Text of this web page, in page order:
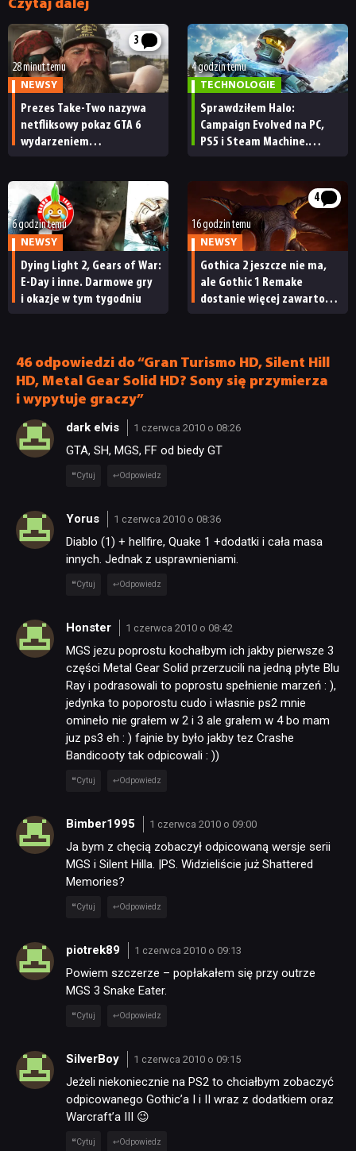
Czytaj dalej
3
28 minut temu
NEWSY
Prezes Take-Two nazywa
netfliksowy pokaz GTA 6
wydarzeniem
ma subskrybentów
4 godzin temu
TECHNOLOGIE
Sprawdziłem Halo:
Campaign Evolved na PC,
PS5 i Steam Machine.
[RECENZJA TECHNICZNA]
6 godzin temu
NEWSY
Dying Light 2, Gears of War:
E-Day i inne. Darmowe gry
i okazje w tym tygodniu
4
16 godzin temu
NEWSY
Gothica 2 jeszcze nie ma,
ale Gothic 1 Remake
dostanie więcej zawartości.
46 odpowiedzi do “Gran Turismo HD, Silent Hill
HD, Metal Gear Solid HD? Sony się przymierza
i wypytuje graczy”
dark elvis 1 czerwca 2010 o 08:26
GTA, SH, MGS, FF od biedy GT
Cytuj Odpowiedz
Yorus 1 czerwca 2010 o 08:36
Diablo (1) + hellfire, Quake 1 +dodatki i cała masa
innych. Jednak z usprawnieniami.
Cytuj Odpowiedz
Honster 1 czerwca 2010 o 08:42
MGS jezu poprostu kochałbym ich jakby pierwsze 3
części Metal Gear Solid przerzucili na jedną płyte Blu
Ray i podrasowali to poprostu spełnienie marzeń : ),
jedynka to poporostu cudo i własnie ps2 mnie
omineło nie grałem w 2 i 3 ale grałem w 4 bo mam
juz ps3 eh : ) fajnie by było jakby tez Crashe
Bandicooty tak odpicowali : ))
Cytuj Odpowiedz
Bimber1995 1 czerwca 2010 o 09:00
Ja bym z chęcią zobaczył odpicowaną wersje serii
MGS i Silent Hilla. |PS. Widzieliście już Shattered
Memories?
Cytuj Odpowiedz
piotrek89 1 czerwca 2010 o 09:13
Powiem szczerze – popłakałem się przy outrze
MGS 3 Snake Eater.
Cytuj Odpowiedz
SilverBoy 1 czerwca 2010 o 09:15
Jeżeli niekoniecznie na PS2 to chciałbym zobaczyć
odpicowanego Gothic’a I i II wraz z dodatkiem oraz
Warcraft’a III 😉
Cytuj Odpowiedz